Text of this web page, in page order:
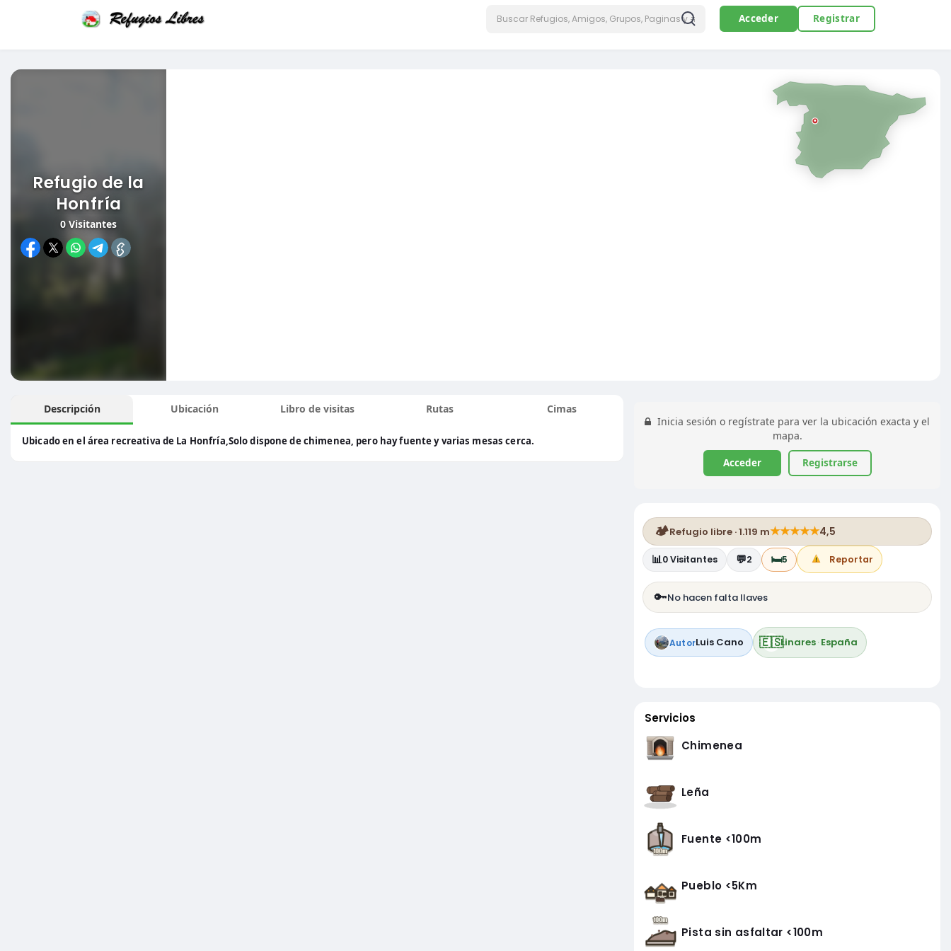
Acceder Registrar
Refugio de la
Honfría
0 Visitantes
Descripción
Ubicado en el área recreativa de La Honfría,Solo dispone de chimenea, pero hay fuente y varias mesas cerca.
Ubicación Libro de visitas Rutas
Cimas
Inicia sesión o regístrate para ver la ubicación exacta y el
mapa.
Acceder Registrarse
🏕️Refugio libre · 1.119 m★★★★★4,5
📊0Visitantes 💬2 🛏️5 Reportar
🔑No hacen falta llaves
AutorLuis Cano 🇪🇸Linares·España
Servicios
Chimenea
Leña
Fuente <100m
Pueblo <5Km
Pista sin asfaltar <100m